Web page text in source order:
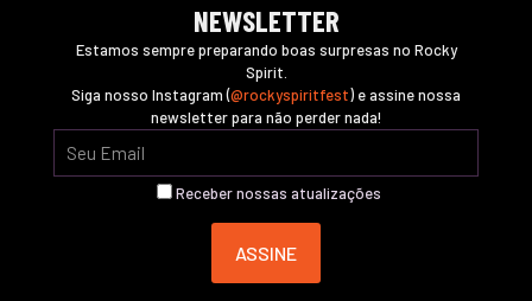
NEWSLETTER
Estamos sempre preparando boas surpresas no Rocky
Spirit.
Siga nosso Instagram (@rockyspiritfest) e assine nossa
newsletter para não perder nada!
Receber nossas atualizações